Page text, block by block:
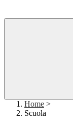
Home >
Scuola